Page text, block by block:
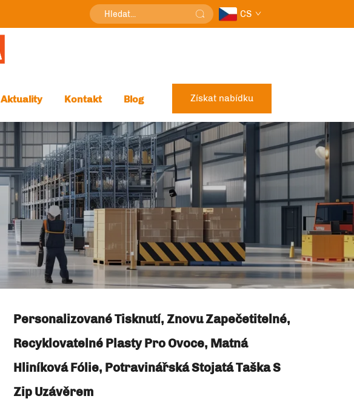
CS
Aktuality Kontakt Blog Získat nabídku
Personalizované Tisknutí, Znovu Zapečetitelné,
Recyklovatelné Plasty Pro Ovoce, Matná
Hliníková Fólie, Potravinářská Stojatá Taška S
Zip Uzávěrem